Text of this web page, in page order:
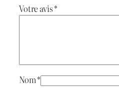
C
Votre avis*
Nom*